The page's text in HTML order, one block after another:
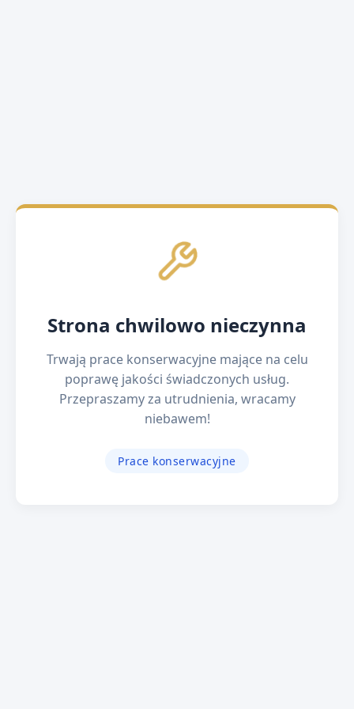
Strona chwilowo nieczynna
Trwają prace konserwacyjne mające na celu
poprawę jakości świadczonych usług.
Przepraszamy za utrudnienia, wracamy
niebawem!
Prace konserwacyjne